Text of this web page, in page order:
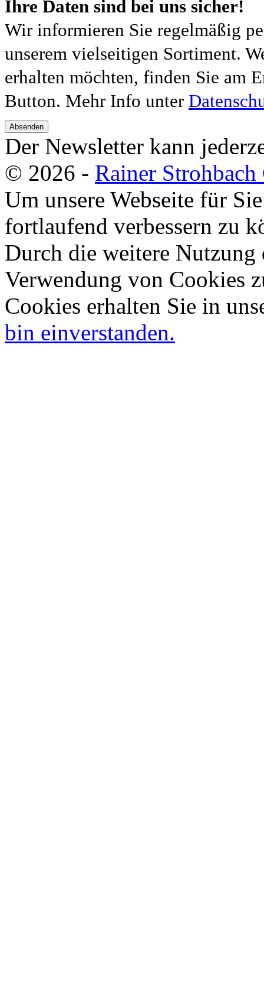
Ihre Daten sind bei uns sicher!
Wir informieren Sie regelmäßig
unserem vielseitigen Sortiment.
erhalten möchten, finden Sie am
Button. Mehr Info unter
Absenden
Der Newsletter kann
© 2026 - Rainer
Um unsere Webseite für
fortlaufend verbessern zu
Durch die weitere Nutzung
Verwendung von Cookies
Cookies erhalten Sie in
bin einverstanden.